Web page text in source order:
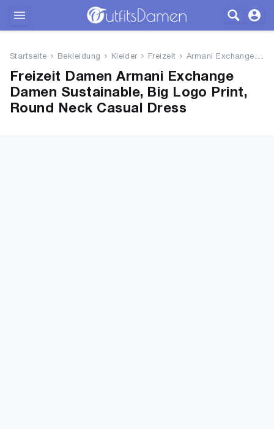
Bekleidung
Wäsche
Startseite Bekleidung Kleider Freizeit Armani Exchange Damen Sustaina...
Freizeit Damen Armani Exchange
Damen Sustainable, Big Logo Print,
Round Neck Casual Dress